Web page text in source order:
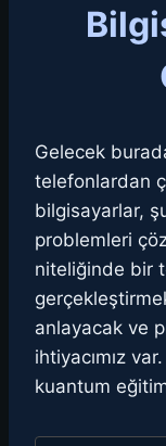
Gelecek
telefonlardan
bilgisayarlar,
problemleri
niteliğinde bir
anlayacak ve
ihtiyacımız
kuantum